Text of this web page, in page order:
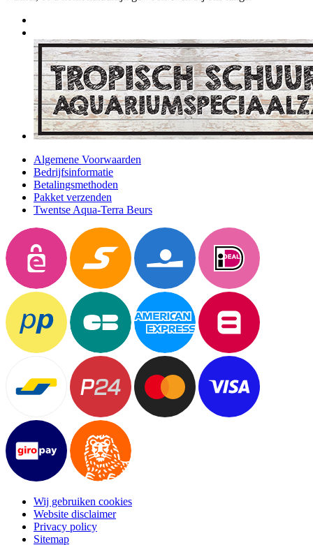
Algemene Voorwaarden
Bedrijfsinformatie
Betalingsmethoden
Pakket verzenden
Twentse Aqua-Terra Beurs
Wij gebruiken cookies
Website disclaimer
Privacy policy
Sitemap